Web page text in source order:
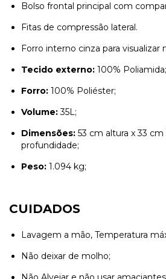
Bolso frontal principal com
Fitas de compressão lateral.
Forro interno cinza para visualizar
Tecido externo: 100% Poliamida;
Forro: 100% Poliéster;
Volume:35L;
Dimensões: 53 cm altura x 33 cm
profundidade;
Peso: 1.094 kg;
CUIDADOS
Lavagem a mão, Temperatura
Não deixar de molho;